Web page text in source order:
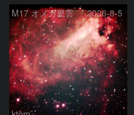
M17 オメガ星雲 2026-8-5